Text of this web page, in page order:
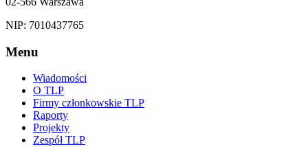
NIP: 7010437765
Menu
Wiadomości
O TLP
Firmy członkowskie TLP
Raporty
Projekty
Zespół TLP